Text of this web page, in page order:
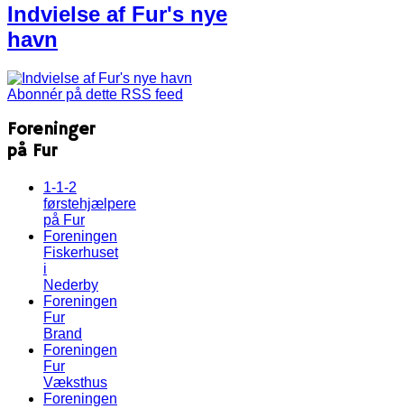
Indvielse af Fur's nye
havn
Abonnér på dette RSS feed
Foreninger
på Fur
1-1-2
førstehjælpere
på Fur
Foreningen
Fiskerhuset
i
Nederby
Foreningen
Fur
Brand
Foreningen
Fur
Væksthus
Foreningen